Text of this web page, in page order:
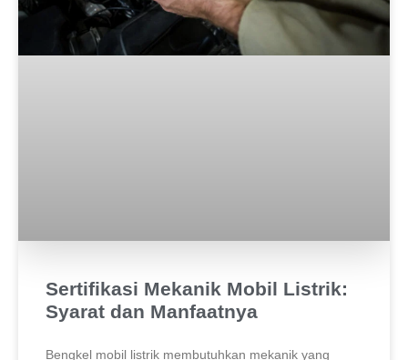
Sertifikasi Mekanik Mobil Listrik:
Syarat dan Manfaatnya
Bengkel mobil listrik membutuhkan mekanik yang